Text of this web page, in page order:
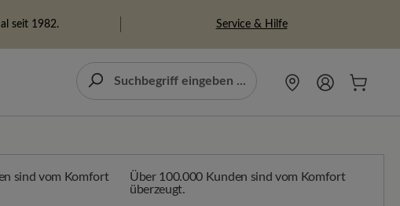
seit 1982. Service & Hilfe
Über 100.000 Kunden sind vom Komfort
überzeugt.